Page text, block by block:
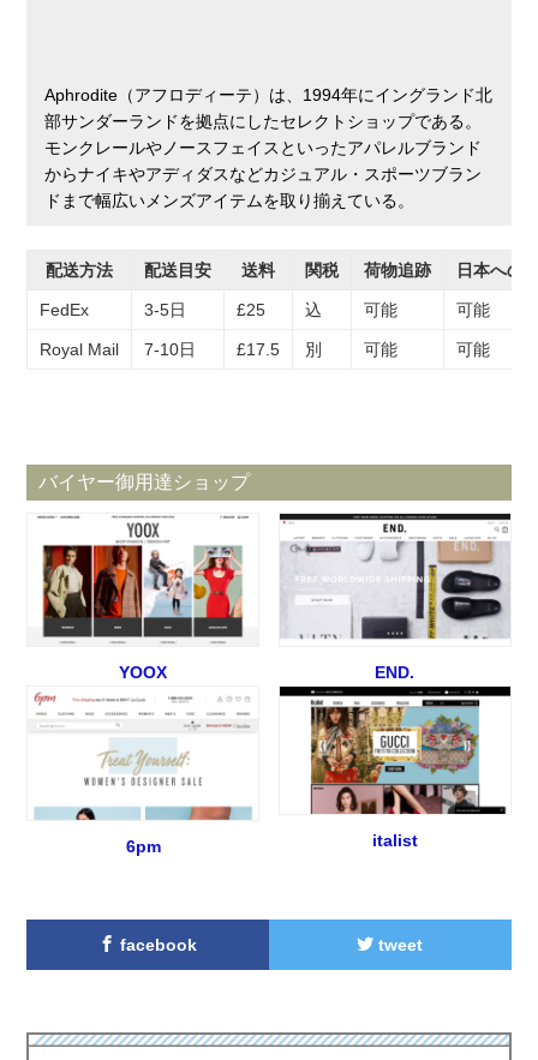
Aphrodite（アフロディーテ）は、1994年にイングランド北
部サンダーランドを拠点にしたセレクトショップである。
モンクレールやノースフェイスといったアパレルブランド
からナイキやアディダスなどカジュアル・スポーツブラン
ドまで幅広いメンズアイテムを取り揃えている。
配送方法 配送目安 送料 関税 荷物追跡 日本への
FedEx 3-5日 £25 込 可能 可能
Royal Mail 7-10日 £17.5 別 可能 可能
バイヤー御用達ショップ
YOOX END.
6pm italist
facebook tweet